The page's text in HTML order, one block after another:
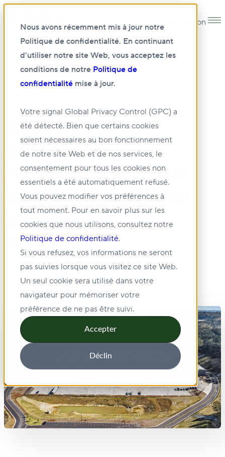
Nous avons récemment mis à jour notre
Politique de confidentialité. En continuant
d’utiliser notre site Web, vous acceptez les
conditions de notre Politique de
confidentialité mise à jour.
Votre signal Global Privacy Control (GPC) a
été détecté. Bien que certains cookies
soient nécessaires au bon fonctionnement
de notre site Web et de nos services, le
consentement pour tous les cookies non
essentiels a été automatiquement refusé.
Vous pouvez modifier vos préférences à
tout moment. Pour en savoir plus sur les
cookies que nous utilisons, consultez notre
Politique de confidentialité.
Si vous refusez, vos informations ne seront
pas suivies lorsque vous visitez ce site Web.
Un seul cookie sera utilisé dans votre
navigateur pour mémoriser votre
préférence de ne pas être suivi.
Accepter
Déclin
Open main navigation
Saxum et BGO
annoncent la
recapitalisation d’un
portefeuille national
d’entrepôts
frigorifiques